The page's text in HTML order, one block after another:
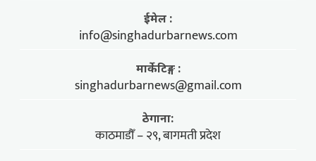
ईमेल :
info@singhadurbarnews.com
मार्केटिङ्ग :
singhadurbarnews@gmail.com
ठेगाना:
काठमाडौँ – २९, बागमती प्रदेश